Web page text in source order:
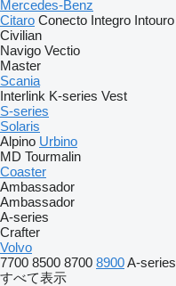
Mercedes-Benz
Citaro Conecto Integro Intouro
Civilian
Navigo Vectio
Master
Scania
Interlink K-series Vest
S-series
Solaris
Alpino Urbino
MD Tourmalin
Coaster
Ambassador
Ambassador
A-series
Crafter
Volvo
7700 8500 8700 8900A-series
すべて表示